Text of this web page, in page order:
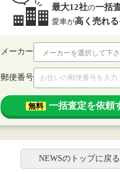
最大12社の一括
愛車が高く売れる
メーカー
郵便番号
無料 一括査定を依頼
NEWSのトップに戻る